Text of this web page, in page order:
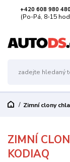
+420 608 980 480
(Po-Pá, 8-15
Zimní clony
ZIMNÍ
KODIAQ